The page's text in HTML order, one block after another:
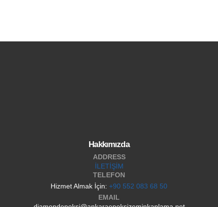
Hakkımızda
ADDRESS
İLETİŞİM
TELEFON
Hizmet Almak İçin: +90 552 083 68 50
EMAIL